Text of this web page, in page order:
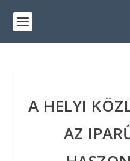
A HELYI
AZ